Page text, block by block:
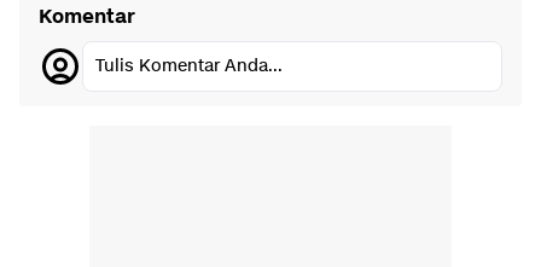
Komentar
Tulis Komentar Anda...